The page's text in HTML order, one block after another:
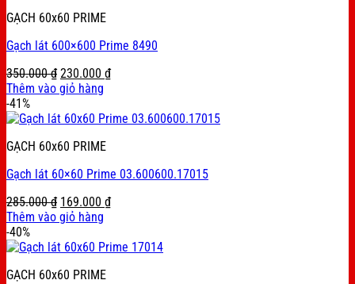
GẠCH 60x60 PRIME
Gạch lát 600×600 Prime 8490
350.000₫ Original
price
350.000 ₫.
230.000 ₫Current
230.000 ₫.
Thêm vào giỏ hàng
-41%
GẠCH 60x60 PRIME
Gạch lát 60×60 Prime 03.600600.17015
285.000₫ Original
price
285.000 ₫.
169.000 ₫Current
169.000 ₫.
Thêm vào giỏ hàng
-40%
GẠCH 60x60 PRIME